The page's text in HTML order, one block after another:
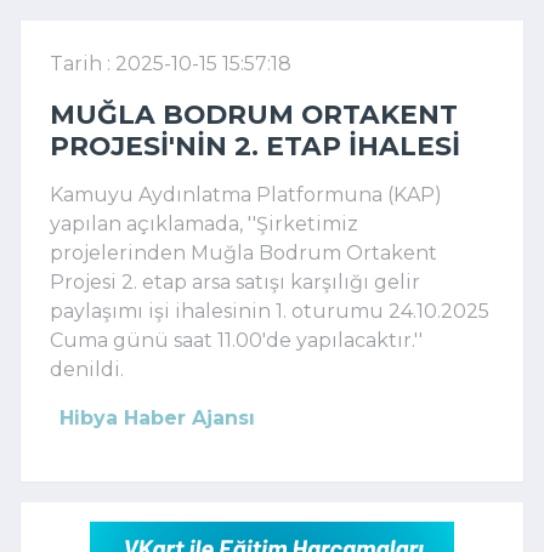
Tarih : 2025-10-15 15:57:18
MUĞLA BODRUM ORTAKENT
PROJESI'NIN 2. ETAP IHALESI
Kamuyu Aydınlatma Platformuna (KAP)
yapılan açıklamada, ''Şirketimiz
projelerinden Muğla Bodrum Ortakent
Projesi 2. etap arsa satışı karşılığı gelir
paylaşımı işi ihalesinin 1. oturumu 24.10.2025
Cuma günü saat 11.00'de yapılacaktır.''
denildi.
Hibya Haber Ajansı